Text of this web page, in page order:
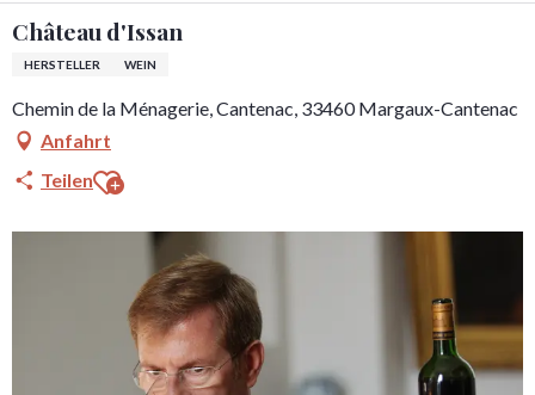
Château d'Issan
HERSTELLER WEIN
Chemin de la Ménagerie, Cantenac, 33460 Margaux-Cantenac
Anfahrt
TeilenAjouter aux favoris